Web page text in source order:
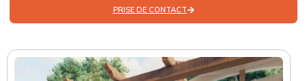
PRISE DE CONTACT